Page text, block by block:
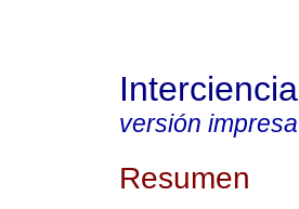
Interciencia
versión impresa
Resumen